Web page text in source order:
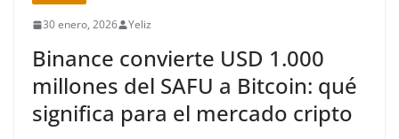
30 enero, 2026 Yeliz
Binance convierte USD 1.000
millones del SAFU a Bitcoin: qué
significa para el mercado cripto